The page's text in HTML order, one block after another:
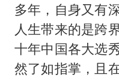
多年，自身又有
人生带来的是跨
十年中国各大选
然了如指掌，且